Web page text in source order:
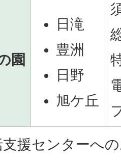
園
日滝
豊洲
日野
旭ケ丘
援センターへ